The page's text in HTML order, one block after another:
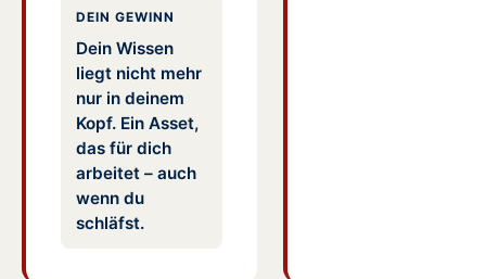
DEIN GEWINN
Dein Wissen
liegt nicht mehr
nur in deinem
Kopf. Ein Asset,
das für dich
arbeitet – auch
wenn du
schläfst.